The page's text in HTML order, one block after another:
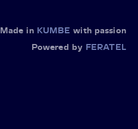
Made in KUMBE with passion
Powered by FERATEL